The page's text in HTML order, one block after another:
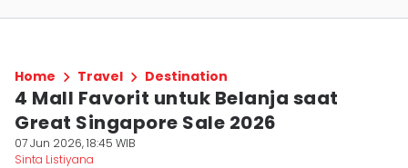
Home Travel Destination
4 Mall Favorit untuk Belanja saat
Great Singapore Sale 2026
07 Jun 2026, 18:45 WIB
Sinta Listiyana